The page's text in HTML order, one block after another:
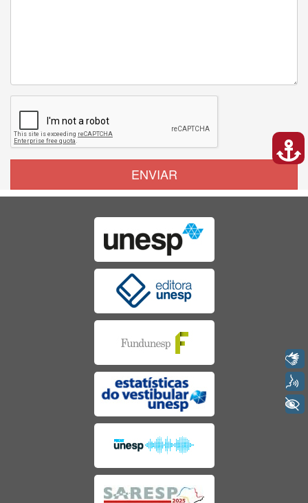
ENVIAR
+ Acessibilidade